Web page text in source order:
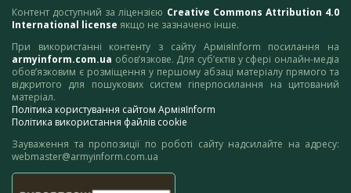
Контент доступний за ліцензією Creative Commons Attribution 4.0
International license якщо не зазначено інше.
При використанні контенту з сайту АрміяInform посилання на
armyinform.com.ua обов’язкове. Для суб’єктів у сфері онлайн-медіа
обов’язковим є розміщення у першому абзаці матеріалу прямого та
відкритого для пошукових систем гіперпосилання на цитований
матеріал.
Політика користування сайтом АрміяInform
Політика використання файлів cookie
Зауваження та пропозиції по роботі сайту надсилайте на адресу:
webmaster@armyinform.com.ua